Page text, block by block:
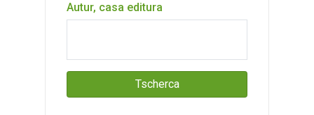
Autur, casa editura
Tscherca